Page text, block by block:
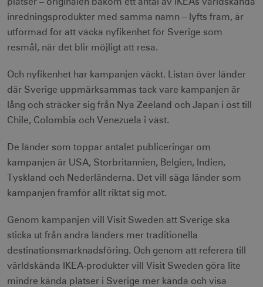
platser – originalen bakom ett antal av IKEAs världskända
inredningsprodukter med samma namn – lyfts fram, är
utformad för att väcka nyfikenhet för Sverige som
resmål, när det blir möjligt att resa.
Och nyfikenhet har kampanjen väckt. Listan över länder
där Sverige uppmärksammas tack vare kampanjen är
lång och sträcker sig från Nya Zeeland och Japan i öst till
Chile, Colombia och Venezuela i väst.
De länder som toppar antalet publiceringar om
kampanjen är USA, Storbritannien, Belgien, Indien,
Tyskland och Nederländerna. Det vill säga länder som
kampanjen framför allt riktat sig mot.
Genom kampanjen vill Visit Sweden att Sverige ska
sticka ut från andra länders mer traditionella
destinationsmarknadsföring. Och genom att referera till
världskända IKEA-produkter vill Visit Sweden göra lite
mindre kända platser i Sverige mer kända och visa